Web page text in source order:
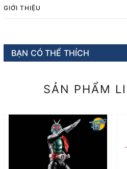
GIỚI THIỆU
BẠN CÓ THỂ THÍCH
SẢN PHẨM